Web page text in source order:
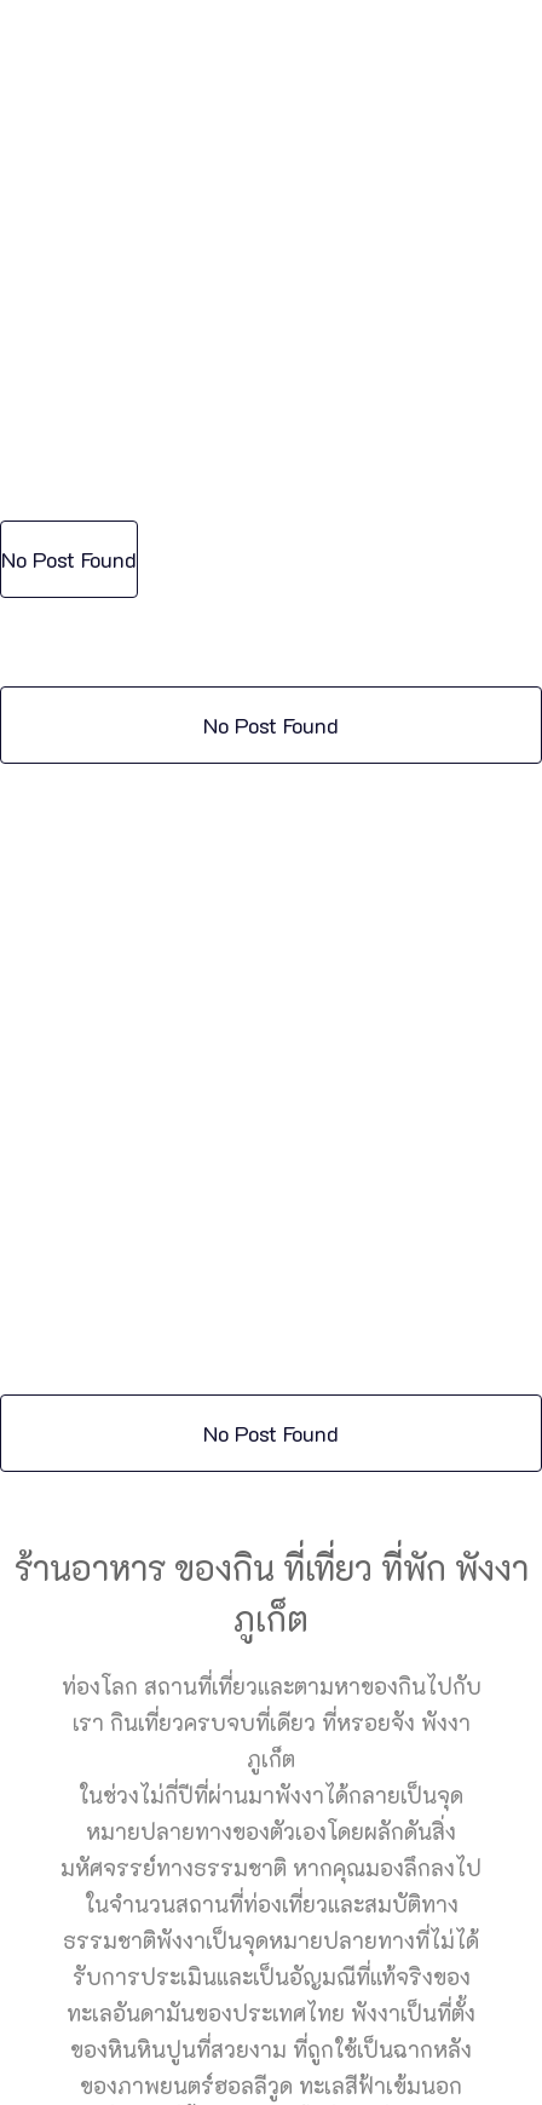
No Post Found
No Post Found
No Post Found
ร้านอาหาร ของกิน ที่เที่ยว ที่พัก พังงา
ภูเก็ต
ท่องโลก สถานที่เที่ยวและตามหาของกินไปกับ
เรา กินเที่ยวครบจบที่เดียว ที่หรอยจัง พังงา
ภูเก็ต
ในช่วงไม่กี่ปีที่ผ่านมาพังงาได้กลายเป็นจุด
หมายปลายทางของตัวเองโดยผลักดันสิ่ง
มหัศจรรย์ทางธรรมชาติ หากคุณมองลึกลงไป
ในจำนวนสถานที่ท่องเที่ยวและสมบัติทาง
ธรรมชาติพังงาเป็นจุดหมายปลายทางที่ไม่ได้
รับการประเมินและเป็นอัญมณีที่แท้จริงของ
ทะเลอันดามันของประเทศไทย พังงาเป็นที่ตั้ง
ของหินหินปูนที่สวยงาม ที่ถูกใช้เป็นฉากหลัง
ของภาพยนตร์ฮอลลีวูด ทะเลสีฟ้าเข้มนอก